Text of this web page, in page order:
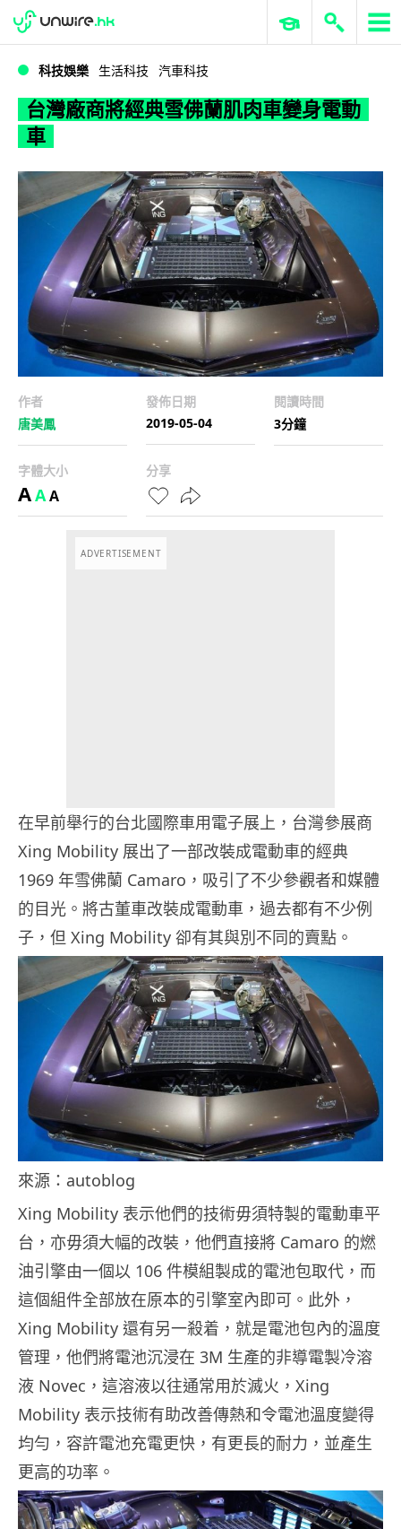
台灣廠商將經典雪佛蘭肌肉車變身電動車
WWDC 2026 ERP 與商業 AI
科技娛樂 生活科技 汽車科技
台灣廠商將經典雪佛蘭肌肉車變身電動
車
作者
唐美鳳
發佈日期
2019-05-04
閱讀時間
3分鐘
字體大小
AAA
分享
ADVERTISEMENT
在早前舉行的台北國際車用電子展上，台灣參展商
Xing Mobility 展出了一部改裝成電動車的經典
1969 年雪佛蘭 Camaro，吸引了不少參觀者和媒體
的目光。將古董車改裝成電動車，過去都有不少例
子，但 Xing Mobility 卻有其與別不同的賣點。
來源：autoblog
Xing Mobility 表示他們的技術毋須特製的電動車平
台，亦毋須大幅的改裝，他們直接將 Camaro 的燃
油引擎由一個以 106 件模組製成的電池包取代，而
這個組件全部放在原本的引擎室內即可。此外，
Xing Mobility 還有另一殺着，就是電池包內的溫度
管理，他們將電池沉浸在 3M 生產的非導電製冷溶
液 Novec，這溶液以往通常用於滅火，Xing
Mobility 表示技術有助改善傳熱和令電池溫度變得
均勻，容許電池充電更快，有更長的耐力，並產生
更高的功率。